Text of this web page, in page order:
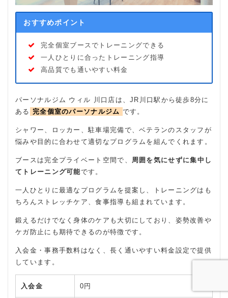
おすすめポイント
完全個室ブースでトレーニングできる
一人ひとりに合ったトレーニング指導
高品質でも通いやすい料金
パーソナルジム ウィル 川口店は、JR川口駅から徒歩8分に
ある 完全個室のパーソナルジム です。
シャワー、ロッカー、駐車場完備で、ベテランのスタッフが
悩みや目的に合わせて適切なプログラムを組んでくれます。
ブースは完全プライベート空間で、 周囲を気にせずに集中し
てトレーニング可能です。
一人ひとりに最適なプログラムを提案し、トレーニングはも
ちろんストレッチケア、食事指導も組まれています。
鍛えるだけでなく身体のケアも大切にしており、姿勢改善や
ケガ防止にも期待できるのが特徴です。
入会金・事務手数料はなく、長く通いやすい料金設定で提供
しています。
入会金 0円